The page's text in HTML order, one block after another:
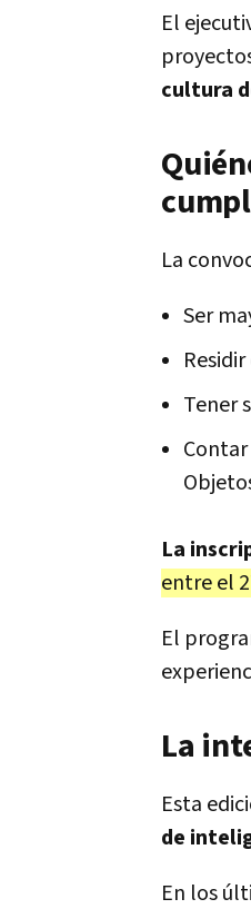
El
cultura
La
Ser
Tener
La
entre el
El
La
Esta
de
En los